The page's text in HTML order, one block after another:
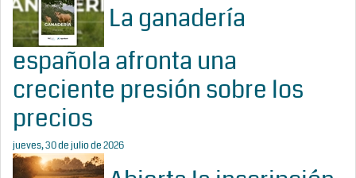
La ganadería
española afronta una
creciente presión sobre los
precios
jueves, 30 de julio de 2026